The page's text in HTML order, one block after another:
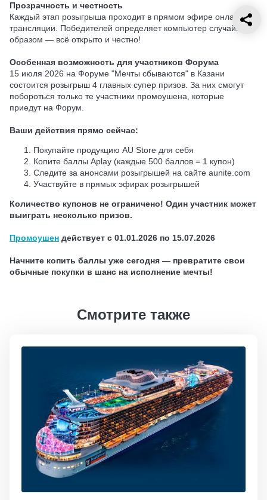
Прозрачность и честность
Каждый этап розыгрыша проходит в прямом эфире онлайн-
трансляции. Победителей определяет компьютер случайным
образом — всё открыто и честно!
Особенная возможность для участников Форума
15 июля 2026 на Форуме "Мечты сбываются" в Казани
состоится розыгрыш 4 главных супер призов. За них смогут
побороться только те участники промоушена, которые
приедут на Форум.
Ваши действия прямо сейчас:
Покупайте продукцию AU Store для себя
Копите баллы Aplay (каждые 500 баллов = 1 купон)
Следите за анонсами розыгрышей на сайте aunite.com
Участвуйте в прямых эфирах розыгрышей
Количество купонов не ограничено! Один участник может
выиграть несколько призов.
Промоушен действует с 01.01.2026 по 15.07.2026
Начните копить баллы уже сегодня — превратите свои
обычные покупки в шанс на исполнение мечты!
Смотрите также